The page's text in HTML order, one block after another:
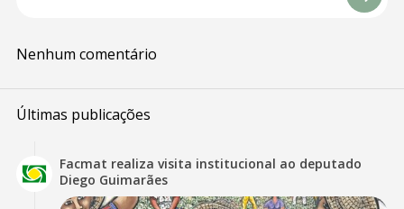
Nenhum comentário
Últimas publicações
Facmat realiza visita institucional ao deputado
Diego Guimarães